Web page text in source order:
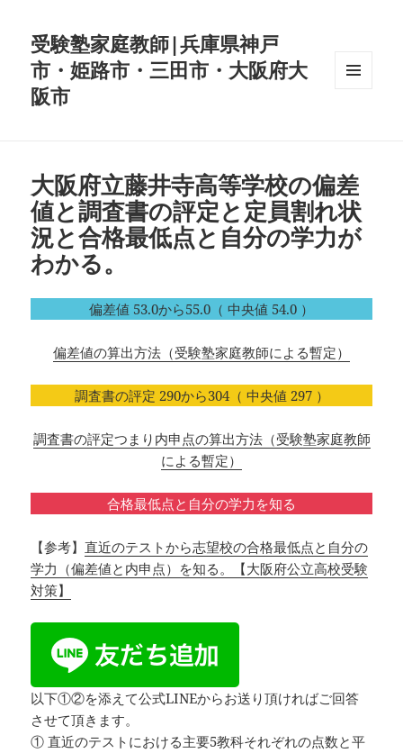
受験塾家庭教師|兵庫県神戸
市・姫路市・三田市・大阪府大
阪市
大阪府立藤井寺高等学校の偏差
値と調査書の評定と定員割れ状
況と合格最低点と自分の学力が
わかる。
偏差値 53.0から55.0（ 中央値 54.0 ）
偏差値の算出方法（受験塾家庭教師による暫定）
調査書の評定 290から304（ 中央値 297 ）
調査書の評定つまり内申点の算出方法（受験塾家庭教師
による暫定）
合格最低点と自分の学力を知る
【参考】直近のテストから志望校の合格最低点と自分の
学力（偏差値と内申点）を知る。【大阪府公立高校受験
対策】
以下①②を添えて公式LINEからお送り頂ければご回答
させて頂きます。
① 直近のテストにおける主要5教科それぞれの点数と平